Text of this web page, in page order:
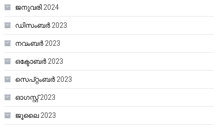
ജനുവരി 2024
ഡിസംബർ 2023
നവംബർ 2023
ഒക്ടോബർ 2023
സെപ്റ്റംബർ 2023
ഓഗസ്റ്റ്‌ 2023
ജൂലൈ 2023